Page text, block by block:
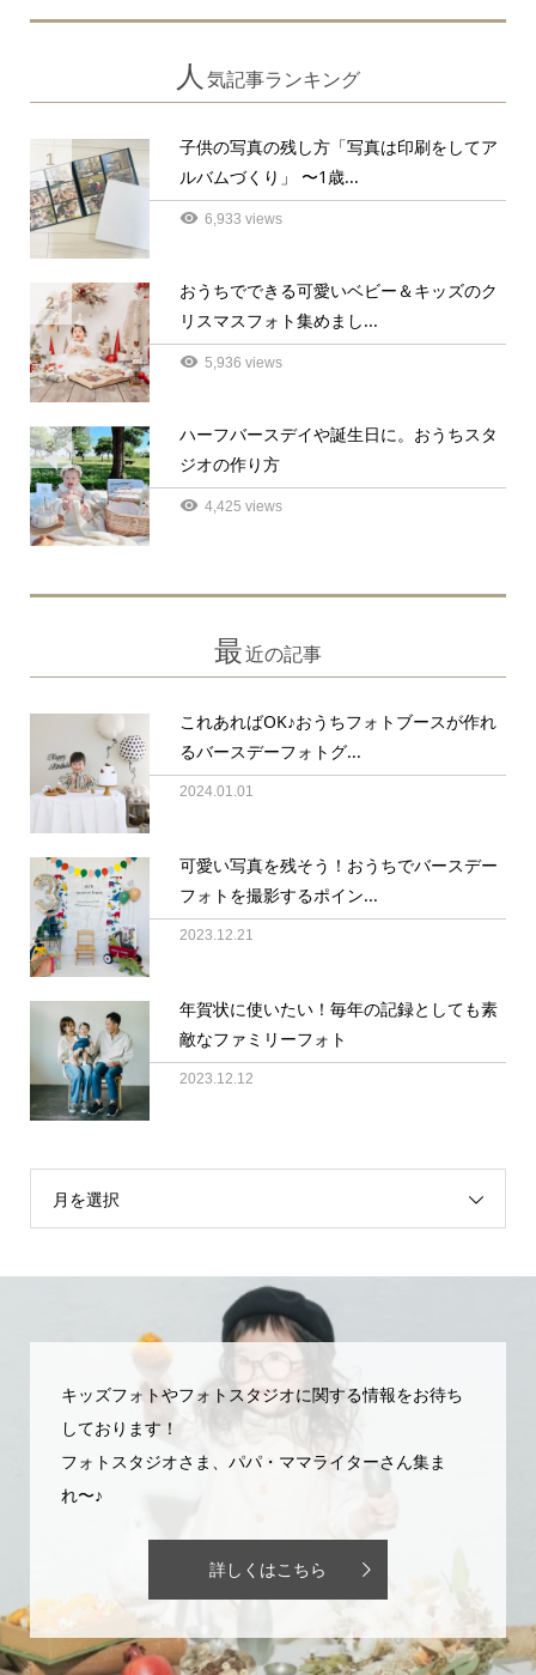
人 気記事ランキング
1
子供の写真の残し方「写真は印刷をしてア
ルバムづくり」 〜1歳...
6,933 views
2
おうちでできる可愛いベビー＆キッズのク
リスマスフォト集めまし...
5,936 views
3
ハーフバースデイや誕生日に。おうちスタ
ジオの作り方
4,425 views
最近の記事
これあればOK♪おうちフォトブースが作れ
るバースデーフォトグ...
2024.01.01
可愛い写真を残そう！おうちでバースデー
フォトを撮影するポイン...
2023.12.21
年賀状に使いたい！毎年の記録としても素
敵なファミリーフォト
2023.12.12
月を選択
キッズフォトやフォトスタジオに関する情報をお待ち
しております！
フォトスタジオさま、パパ・ママライターさん集ま
れ〜♪
詳しくはこちら